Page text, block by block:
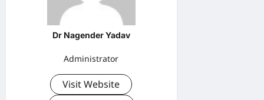
Dr Nagender Yadav
Administrator
Visit Website